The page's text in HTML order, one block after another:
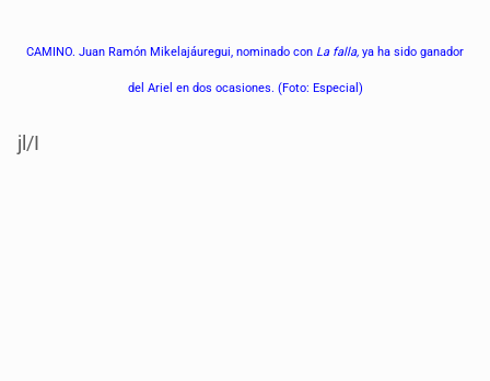
CAMINO. Juan Ramón Mikelajáuregui, nominado con La falla, ya ha sido ganador
del Ariel en dos ocasiones. (Foto: Especial)
jl/I